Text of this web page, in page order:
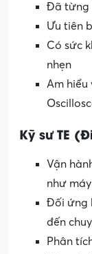
Đã từng
Ưu tiên
Có sức
nhẹn
Am hiểu
Kỹ sư TE
Vận
như máy
Đối ứng
đến
Phân